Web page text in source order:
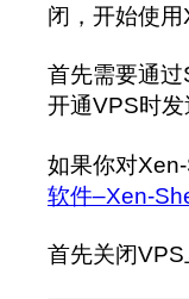
闭，开始使
首先需要通
开通VPS时发
如果你对
软件–Xen-
首先关闭